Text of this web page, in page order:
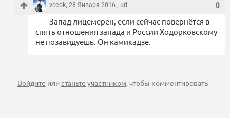
0
vceok, 28 Января 2016 , url
Запад лицемерен, если сейчас повернётся в
спять отношения запада и России Ходорковскому
не позавидуешь. Он камикадзе.
Войдите илистаньте участником, чтобы комментировать